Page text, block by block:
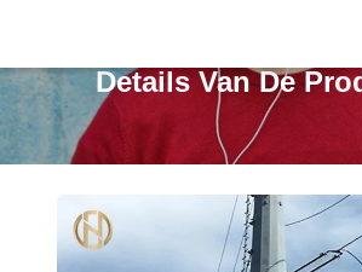
Details Van De